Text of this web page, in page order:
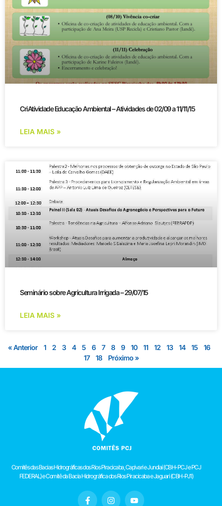
CriAtividade Educação Ambiental – Atividades de 02/09 a 11/11/15
LEIA MAIS »
Seminário sobre Agricultura Irrigada – 29/07/15
LEIA MAIS »
« Anterior 1 2 3 4 5 6 7 8 9 10 11 12 13 14 15
16
17
18 Próximo »
Comitês das Bacias Hidrográficas dos Rios Piracicaba, Capivari e Jundiaí (CBH-PCJ e PCJ
FEDERAL) e Comitê da Bacia Hidrográfica dos Rios Piracicaba e Jaguari (CBH-PJ1)